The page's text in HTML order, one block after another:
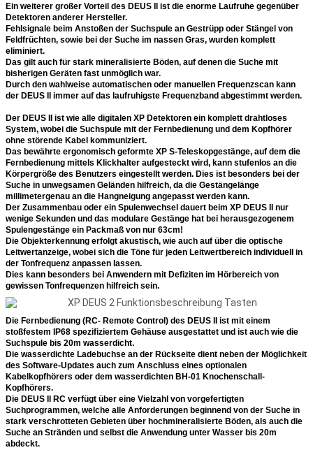
Ein weiterer großer Vorteil des DEUS II ist die enorme Laufruhe gegenüber
Detektoren anderer Hersteller.
Fehlsignale beim Anstoßen der Suchspule an Gestrüpp oder Stängel von
Feldfrüchten, sowie bei der Suche im nassen Gras, wurden komplett
eliminiert.
Das gilt auch für stark mineralisierte Böden, auf denen die Suche mit
bisherigen Geräten fast unmöglich war.
Durch den wahlweise automatischen oder manuellen Frequenzscan kann
der DEUS II immer auf das laufruhigste Frequenzband abgestimmt werden.
Der DEUS II ist wie alle digitalen XP Detektoren ein komplett drahtloses
System, wobei die Suchspule mit der Fernbedienung und dem Kopfhörer
ohne störende Kabel kommuniziert.
Das bewährte ergonomisch geformte XP S-Teleskopgestänge, auf dem die
Fernbedienung mittels Klickhalter aufgesteckt wird, kann stufenlos an die
Körpergröße des Benutzers eingestellt werden. Dies ist besonders bei der
Suche in unwegsamen Geländen hilfreich, da die Gestängelänge
millimetergenau an die Hangneigung angepasst werden kann.
Der Zusammenbau oder ein Spulenwechsel dauert beim XP DEUS II nur
wenige Sekunden und das modulare Gestänge hat bei herausgezogenem
Spulengestänge ein Packmaß von nur 63cm!
Die Objekterkennung erfolgt akustisch, wie auch auf über die optische
Leitwertanzeige, wobei sich die Töne für jeden Leitwertbereich individuell in
der Tonfrequenz anpassen lassen.
Dies kann besonders bei Anwendern mit Defiziten im Hörbereich von
gewissen Tonfrequenzen hilfreich sein.
Die Fernbedienung (RC- Remote Control) des DEUS II ist mit einem
stoßfestem IP68 spezifiziertem Gehäuse ausgestattet und ist auch wie die
Suchspule bis 20m wasserdicht.
Die wasserdichte Ladebuchse an der Rückseite dient neben der Möglichkeit
des Software-Updates auch zum Anschluss eines optionalen
Kabelkopfhörers oder dem wasserdichten BH-01 Knochenschall-
Kopfhörers.
Die DEUS II RC verfügt über eine Vielzahl von vorgefertigten
Suchprogrammen, welche alle Anforderungen beginnend von der Suche in
stark verschrotteten Gebieten über hochmineralisierte Böden, als auch die
Suche an Stränden und selbst die Anwendung unter Wasser bis 20m
abdeckt.